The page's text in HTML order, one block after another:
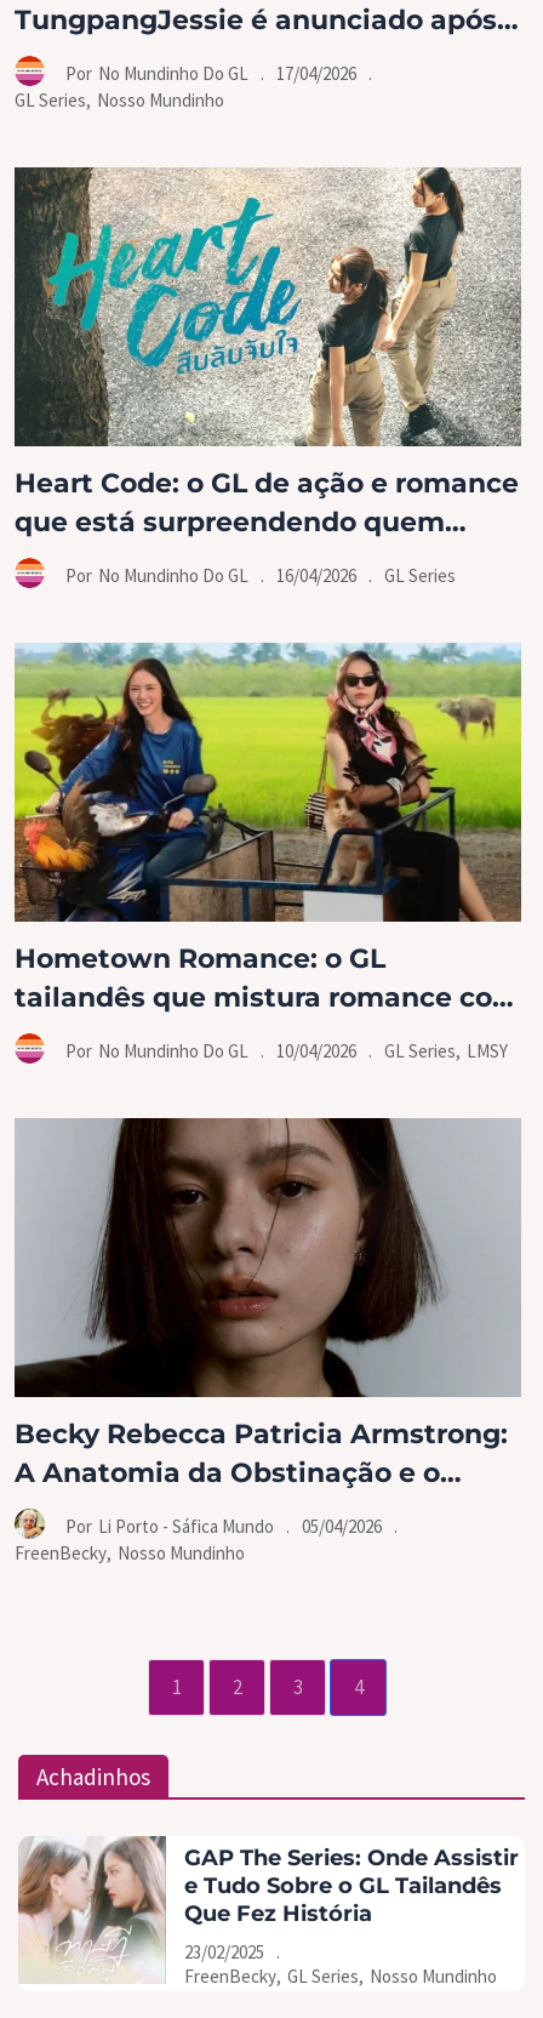
TungpangJessie é anunciado após
sucesso de Heart Code
Por No Mundinho Do GL . 17/04/2026 .
GL Series, Nosso Mundinho
Heart Code: o GL de ação e romance
que está surpreendendo quem
decidiu dar uma chance
Por No Mundinho Do GL . 16/04/2026 . GL Series
Hometown Romance: o GL
tailandês que mistura romance com
LMSY na fazenda
Por No Mundinho Do GL . 10/04/2026 . GL Series, LMSY
Becky Rebecca Patricia Armstrong:
A Anatomia da Obstinação e o
Alvorecer de um Ícone Global
Por Li Porto - Sáfica Mundo . 05/04/2026 .
FreenBecky, Nosso Mundinho
1 2 3 4
Achadinhos
GAP The Series: Onde Assistir
e Tudo Sobre o GL Tailandês
Que Fez História
23/02/2025
.
FreenBecky, GL Series, Nosso Mundinho